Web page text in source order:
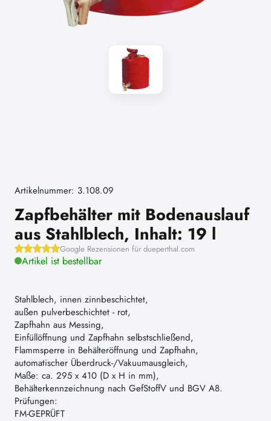
Artikelnummer: 3.108.09
Zapfbehälter mit Bodenauslauf
aus Stahlblech, Inhalt: 19 l
Google Rezensionen für dueperthal.com
Artikel ist bestellbar
Stahlblech, innen zinnbeschichtet,
außen pulverbeschichtet - rot,
Zapfhahn aus Messing,
Einfüllöffnung und Zapfhahn selbstschließend,
Flammsperre in Behälteröffnung und Zapfhahn,
automatischer Überdruck-/Vakuumausgleich,
Maße: ca. 295 x 410 (D x H in mm),
Behälterkennzeichnung nach GefStoffV und BGV A8.
Prüfungen:
FM-GEPRÜFT